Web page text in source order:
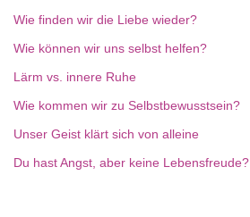
Wie finden wir die Liebe wieder?
Wie können wir uns selbst helfen?
Lärm vs. innere Ruhe
Wie kommen wir zu Selbstbewusstsein?
Unser Geist klärt sich von alleine
Du hast Angst, aber keine Lebensfreude?